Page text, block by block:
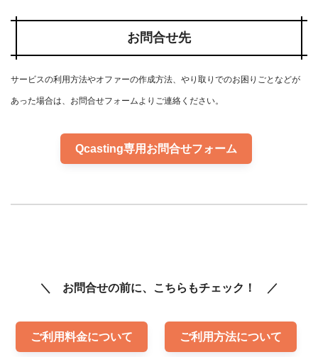
お問合せ先
サービスの利用方法やオファーの作成方法、やり取りでのお困りごとなどが
あった場合は、お問合せフォームよりご連絡ください。
Qcasting専用お問合せフォーム
＼ お問合せの前に、こちらもチェック！ ／
ご利用料金について ご利用方法について